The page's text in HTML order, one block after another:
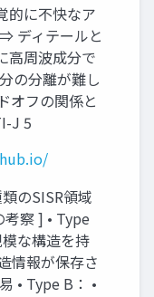
的に不快なア
ディテールと
高周波成分で
の分離が難し
オフの関係と
J 5
のSISR領域
考察 ] • Type
な構造を持
情報が保存さ
• Type B： •